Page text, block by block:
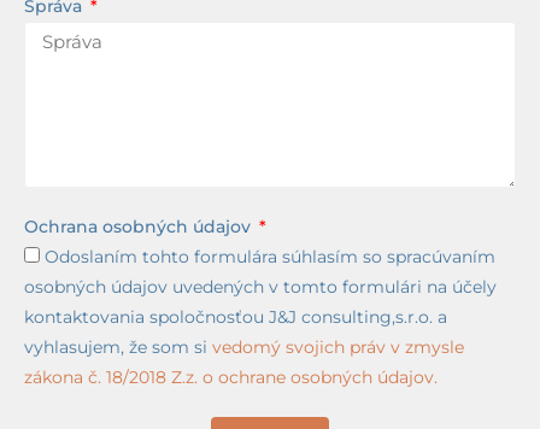
Správa
Ochrana osobných údajov
Odoslaním tohto formulára súhlasím so spracúvaním
osobných údajov uvedených v tomto formulári na účely
kontaktovania spoločnosťou J&J consulting,s.r.o. a
vyhlasujem, že som si vedomý svojich práv v zmysle
zákona č. 18/2018 Z.z. o ochrane osobných údajov.